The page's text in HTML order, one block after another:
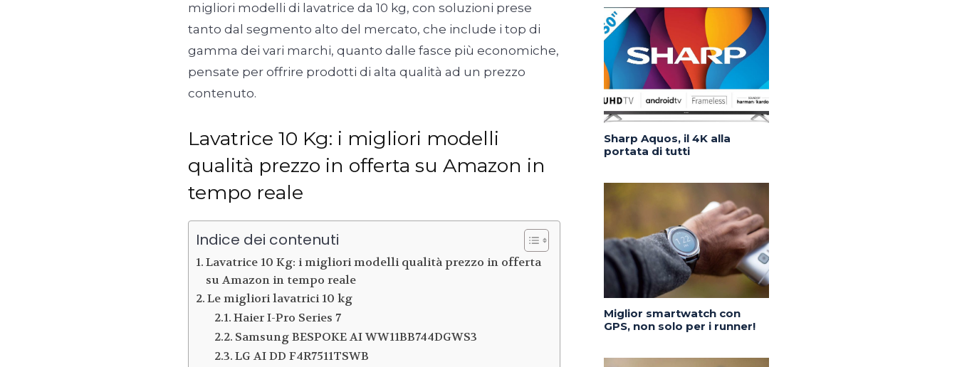
migliori modelli di lavatrice da 10 kg, con soluzioni prese
tanto dal segmento alto del mercato, che include i top di
gamma dei vari marchi, quanto dalle fasce più economiche,
pensate per offrire prodotti di alta qualità ad un prezzo
contenuto.
Lavatrice 10 Kg: i migliori modelli
qualità prezzo in offerta su Amazon in
tempo reale
Indice dei contenuti
Lavatrice 10 Kg: i migliori modelli qualità prezzo in offerta
su Amazon in tempo reale
Le migliori lavatrici 10 kg
Haier I-Pro Series 7
Samsung BESPOKE AI WW11BB744DGWS3
LG AI DD F4R7511TSWB
Sharp Aquos, il 4K alla
portata di tutti
Miglior smartwatch con
GPS, non solo per i runner!